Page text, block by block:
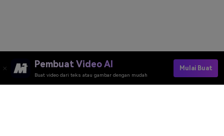
Pembuat Video AI
Buat video dari teks atau gambar dengan mudah
Mulai Buat